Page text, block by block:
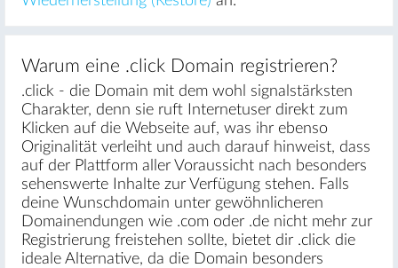
Warum eine .click Domain registrieren?
.click - die Domain mit dem wohl signalstärksten
Charakter, denn sie ruft Internetuser direkt zum
Klicken auf die Webseite auf, was ihr ebenso
Originalität verleiht und auch darauf hinweist, dass
auf der Plattform aller Voraussicht nach besonders
sehenswerte Inhalte zur Verfügung stehen. Falls
deine Wunschdomain unter gewöhnlicheren
Domainendungen wie .com oder .de nicht mehr zur
Registrierung freistehen sollte, bietet dir .click die
ideale Alternative, da die Domain besonders